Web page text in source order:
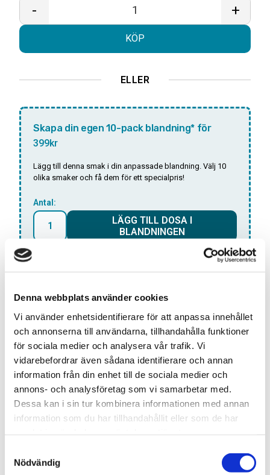
Denna webbplats använder cookies
Vi använder enhetsidentifierare för att anpassa innehållet
och annonserna till användarna, tillhandahålla funktioner
för sociala medier och analysera vår trafik. Vi
vidarebefordrar även sådana identifierare och annan
information från din enhet till de sociala medier och
annons- och analysföretag som vi samarbetar med.
Dessa kan i sin tur kombinera informationen med annan
information som du har tillhandahållit eller som de har
Nödvändig
+
-
KÖP
ELLER
Skapa din egen 10-pack blandning* för
399kr
Lägg till denna smak i din anpassade blandning. Välj 10
olika smaker och få dem för ett specialpris!
Antal:
LÄGG TILL DOSA I
BLANDNINGEN
Snabba leveranser med PostNord
Beställningar innan 12.00 skickas samma dag
Leverans 1-3 arbetsdagar
Artikelnr
TSWSKU-18546-18650
Beskrivning:
Iceberg Extreme Grape:Med 30mg nikotin per prilla
och en söt smak av druvor är Iceberg Extreme Grape
ett aptitretande alternativ. Den slimma prillan ger en
behaglig känsla och en långvarig smak.